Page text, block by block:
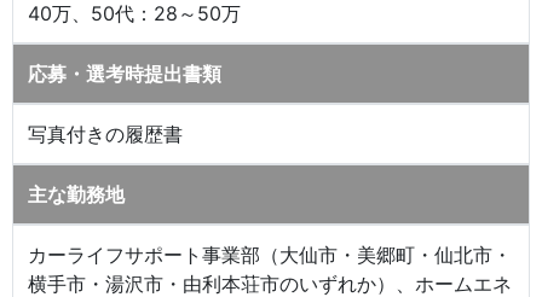
40万、50代：28～50万
応募・選考時提出書類
写真付きの履歴書
主な勤務地
カーライフサポート事業部（大仙市・美郷町・仙北市・
横手市・湯沢市・由利本荘市のいずれか）、ホームエネ